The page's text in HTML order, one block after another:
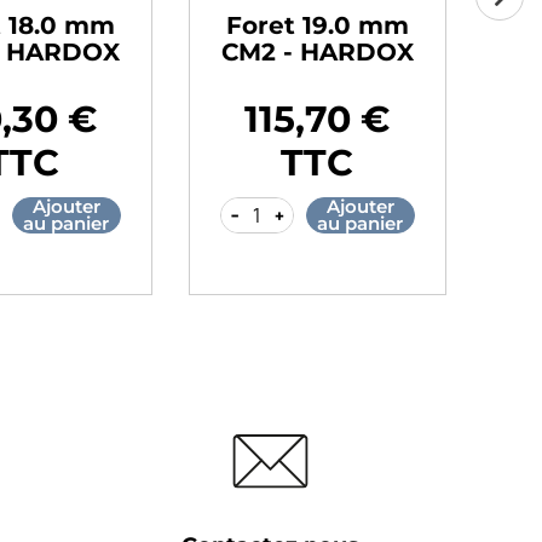
mm
€
Ajouter
au panier
Foret 19.0 mm
CM2 - HARDOX
115,70 €
TTC
- + Ajouter
au panier